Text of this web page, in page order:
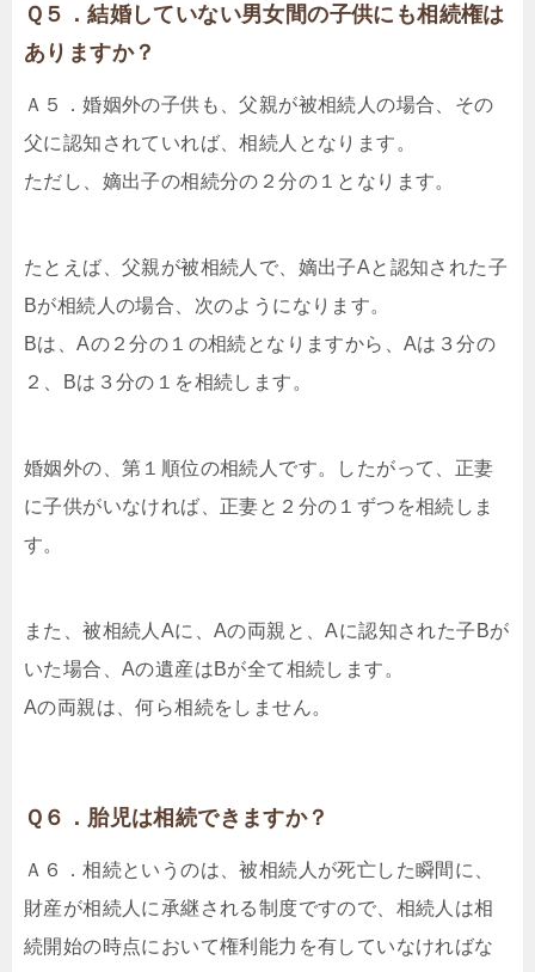
Ｑ５．結婚していない男女間の子供にも相続権は
ありますか？
Ａ５．婚姻外の子供も、父親が被相続人の場合、その
父に認知されていれば、相続人となります。
ただし、嫡出子の相続分の２分の１となります。
たとえば、父親が被相続人で、嫡出子Aと認知された子
Bが相続人の場合、次のようになります。
Bは、Aの２分の１の相続となりますから、Aは３分の
２、Bは３分の１を相続します。
婚姻外の、第１順位の相続人です。したがって、正妻
に子供がいなければ、正妻と２分の１ずつを相続しま
す。
また、被相続人Aに、Aの両親と、Aに認知された子Bが
いた場合、Aの遺産はBが全て相続します。
Aの両親は、何ら相続をしません。
Ｑ６．胎児は相続できますか？
Ａ６．相続というのは、被相続人が死亡した瞬間に、
財産が相続人に承継される制度ですので、相続人は相
続開始の時点において権利能力を有していなければな